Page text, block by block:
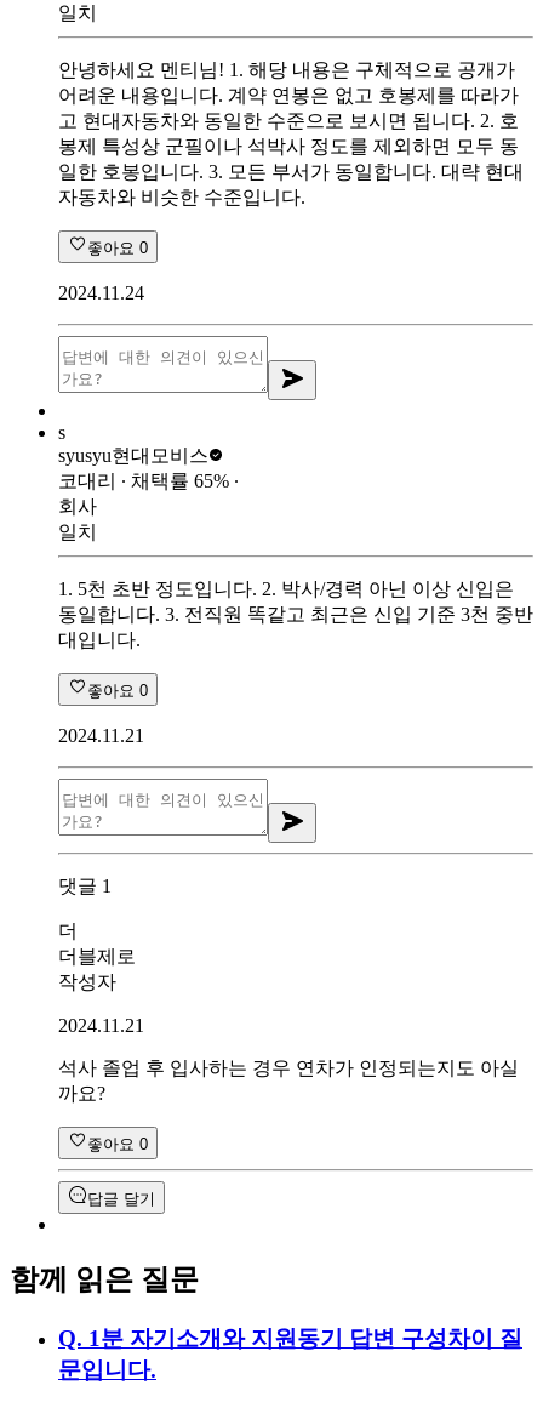
일치
안녕하세요 멘티님! 1. 해당 내용은 구체적으로 공개가
어려운 내용입니다. 계약 연봉은 없고 호봉제를 따라가
고 현대자동차와 동일한 수준으로 보시면 됩니다. 2. 호
봉제 특성상 군필이나 석박사 정도를 제외하면 모두 동
일한 호봉입니다. 3. 모든 부서가 동일합니다. 대략 현대
자동차와 비슷한 수준입니다.
좋아요 0
2024.11.24
s
syusyu현대모비스
코대리 ∙ 채택률 65% ∙
회사
일치
1. 5천 초반 정도입니다. 2. 박사/경력 아닌 이상 신입은
동일합니다. 3. 전직원 똑같고 최근은 신입 기준 3천 중반
대입니다.
좋아요 0
2024.11.21
댓글 1
더
더블제로
작성자
2024.11.21
석사 졸업 후 입사하는 경우 연차가 인정되는지도 아실
까요?
좋아요 0
답글 달기
함께 읽은 질문
Q. 1분 자기소개와 지원동기 답변 구성차이 질
문입니다.